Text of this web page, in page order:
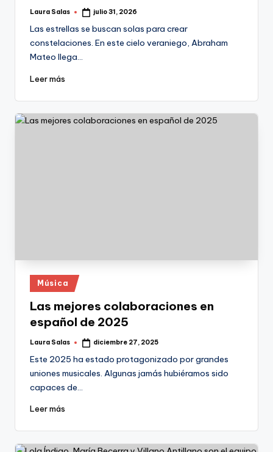
Publicado
Laura Salas julio 31, 2026
Las estrellas se buscan solas para crear
constelaciones. En este cielo veraniego, Abraham
Mateo llega…
Leer más
Publicado
en
Música
Las mejores colaboraciones en
español de 2025
Publicado
Laura Salas diciembre 27, 2025
Este 2025 ha estado protagonizado por grandes
uniones musicales. Algunas jamás hubiéramos sido
capaces de…
Leer más